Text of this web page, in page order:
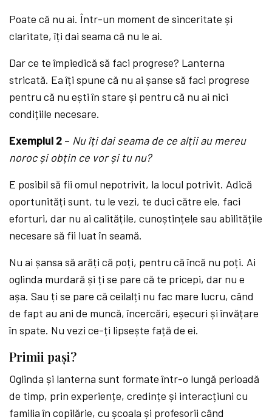
Poate că nu ai. Într-un moment de sinceritate și
claritate, îți dai seama că nu le ai.
Dar ce te împiedică să faci progrese? Lanterna
stricată. Ea îți spune că nu ai șanse să faci progrese
pentru că nu ești în stare și pentru că nu ai nici
condițiile necesare.
Exemplul 2 – Nu îți dai seama de ce alții au mereu
noroc și obțin ce vor și tu nu?
E posibil să fii omul nepotrivit, la locul potrivit. Adică
oportunități sunt, tu le vezi, te duci către ele, faci
eforturi, dar nu ai calitățile, cunoștințele sau abilitățile
necesare să fii luat în seamă.
Nu ai șansa să arăți că poți, pentru că încă nu poți. Ai
oglinda murdară și ți se pare că te pricepi, dar nu e
așa. Sau ți se pare că ceilalți nu fac mare lucru, când
de fapt au ani de muncă, încercări, eșecuri și învățare
în spate. Nu vezi ce-ți lipsește față de ei.
Primii pași?
Oglinda și lanterna sunt formate într-o lungă perioadă
de timp, prin experiențe, credințe și interacțiuni cu
familia în copilărie, cu școala și profesorii când